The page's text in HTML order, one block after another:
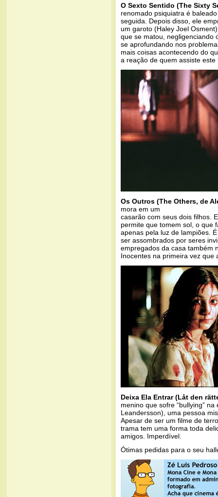
O Sexto Sentido (The Sixty
renomado psiquiatra é
seguida. Depois disso, ele
um garoto (Haley Joel
que se matou, negligenciando
se aprofundando nos
mais coisas acontecendo do
a reação de quem assiste
Os Outros (The Others, de
mora em um
casarão com seus dois filhos.
permite que tomem sol, o que
apenas pela luz de lampiões.
ser assombrados por seres
empregados da casa também
Inocentes na primeira vez que
Deixa Ela Entrar (Låt den
menino que sofre “bullying”
Leandersson), uma pessoa
Apesar de ser um filme de
trama tem uma forma toda
amigos. Imperdível.
Ótimas pedidas para o seu